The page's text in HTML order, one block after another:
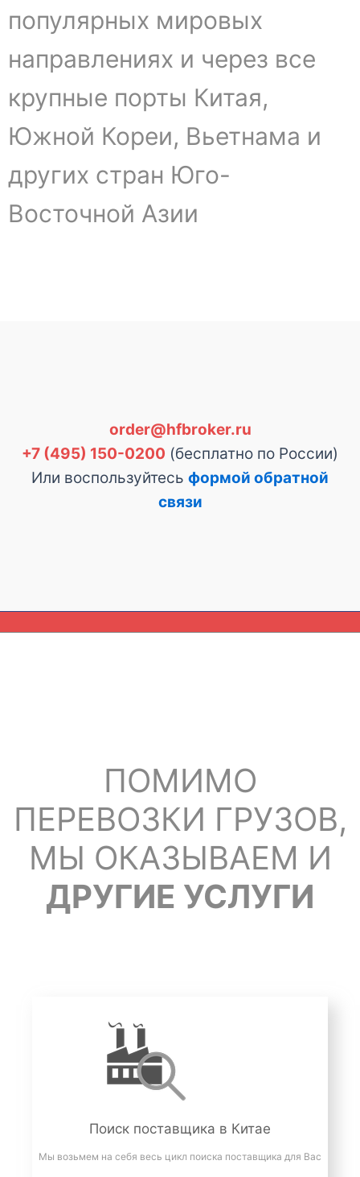
популярных мировых
направлениях и через все
крупные порты Китая,
Южной Кореи, Вьетнама и
других стран Юго-
Восточной Азии
order@hfbroker.ru
+7 (495) 150-0200 (бесплатно по России)
Или воспользуйтесь формой обратной
связи
ПОМИМО
ПЕРЕВОЗКИ ГРУЗОВ,
МЫ ОКАЗЫВАЕМ И
ДРУГИЕ УСЛУГИ
Поиск поставщика в Китае
Мы возьмем на себя весь цикл поиска поставщика для Вас